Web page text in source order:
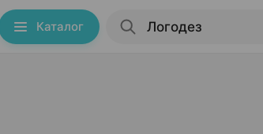
Каталог